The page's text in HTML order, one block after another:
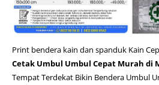
Print bendera kain dan spanduk Kain
Cetak Umbul Umbul Cepat Murah di
Tempat Terdekat Bikin Bendera Umbul